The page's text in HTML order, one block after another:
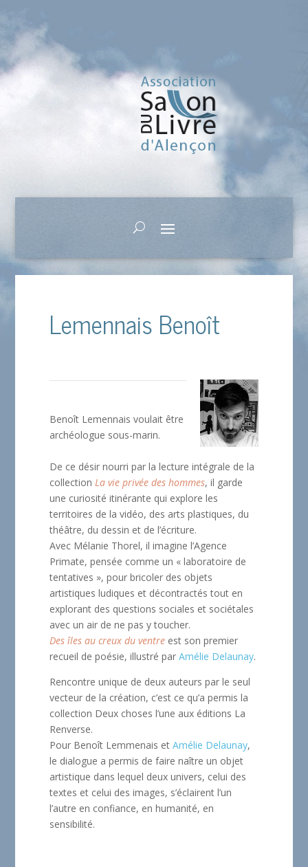
Lemennais Benoît
Benoît Lemennais voulait être
archéologue sous-marin.
De ce désir nourri par la lecture intégrale de la
collectionLa vie privée des hommes, il garde
une curiosité itinérante qui explore les
territoires de la vidéo, des arts plastiques, du
théâtre, du dessin et de l’écriture.
Avec Mélanie Thorel, il imagine l’Agence
Primate, pensée comme un « laboratoire de
tentatives », pour bricoler des objets
artistiques ludiques et décontractés tout en
explorant des questions sociales et sociétales
avec un air de ne pas y toucher.
Des îles au creux du ventre est son premier
recueil de poésie, illustré parAmélie Delaunay.
Rencontre unique de deux auteurs par le seul
vecteur de la création, c’est ce qu’a permis la
collection Deux choses l’une aux éditions La
Renverse.
Pour Benoît Lemmenais etAmélie Delaunay,
le dialogue a permis de faire naître un objet
artistique dans lequel deux univers, celui des
textes et celui des images, s’éclairent l’un
l’autre en confiance, en humanité, en
sensibilité.